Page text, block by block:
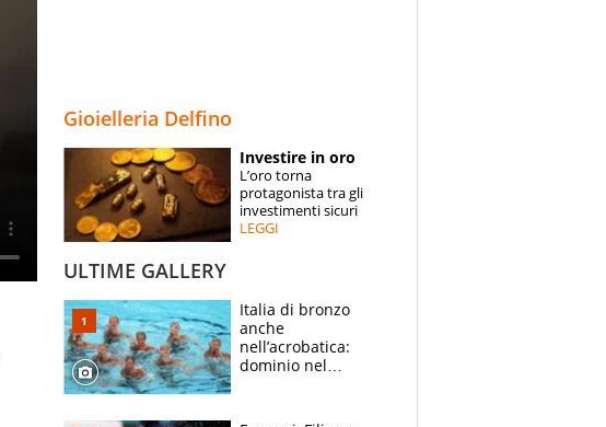
SPECIALI
ESPERTI
Gioielleria Delfino
Investire in oro
L’oro torna
protagonista tra gli
investimenti sicuri
LEGGI
ULTIME GALLERY
Italia di bronzo
anche
nell’acrobatica:
dominio nel
e compagni